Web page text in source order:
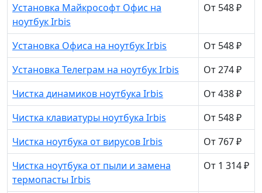
Установка Майкрософт Офис на
ноутбук Irbis
От 548 ₽
Установка Офиса на ноутбук Irbis
От 548 ₽
Установка Телеграм на ноутбук Irbis
От 274 ₽
Чистка динамиков ноутбука Irbis
От 438 ₽
Чистка клавиатуры ноутбука Irbis
От 548 ₽
Чистка ноутбука от вирусов Irbis
От 767 ₽
Чистка ноутбука от пыли и замена
термопасты Irbis
От 1 314 ₽